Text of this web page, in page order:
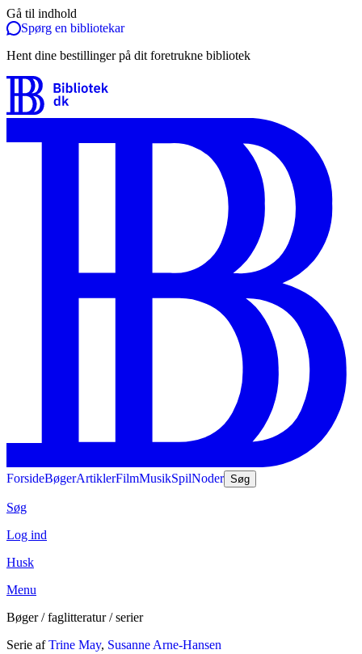
Gå til indhold
Spørg en bibliotekar
Hent dine bestillinger på dit foretrukne bibliotek
ForsideBøgerArtiklerFilmMusikSpilNoder Søg
Søg
Log ind
Husk
Menu
Bøger / faglitteratur / serier
Serie af Trine May, Susanne Arne-Hansen